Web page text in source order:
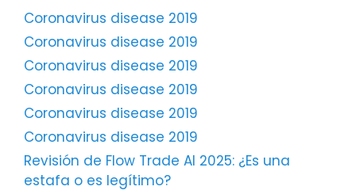
Coronavirus disease 2019
Coronavirus disease 2019
Coronavirus disease 2019
Coronavirus disease 2019
Coronavirus disease 2019
Coronavirus disease 2019
Revisión de Flow Trade AI 2025: ¿Es una
estafa o es legítimo?